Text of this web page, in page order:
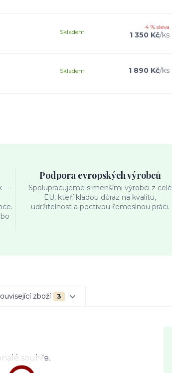
4 % sleva
1 350 Kč/ks
Skladem
1 890 Kč/ks
Skladem
—
Podpora evropských výrobců
Spolupracujeme s menšími výrobci z celé
EU, kteří kladou důraz na kvalitu,
udržitelnost a poctivou řemeslnou práci.
zboží 3
souhře.